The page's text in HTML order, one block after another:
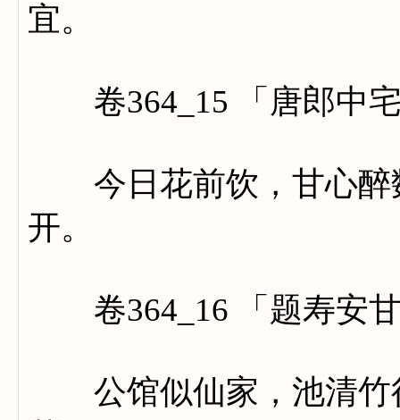
宜。
卷364_15 「唐郎中宅
今日花前饮，甘心醉
开。
卷364_16 「题寿安甘
公馆似仙家，池清竹